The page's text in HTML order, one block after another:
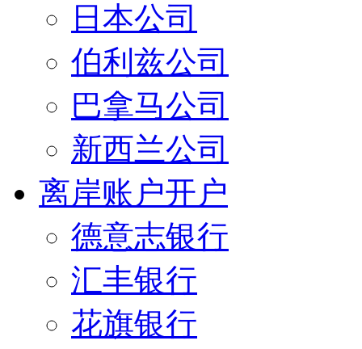
日本公司
伯利兹公司
巴拿马公司
新西兰公司
离岸账户开户
德意志银行
汇丰银行
花旗银行